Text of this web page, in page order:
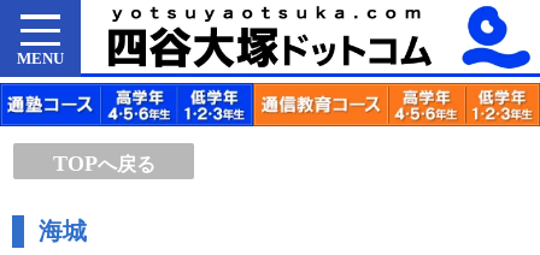
MENU
TOPへ戻る
海城